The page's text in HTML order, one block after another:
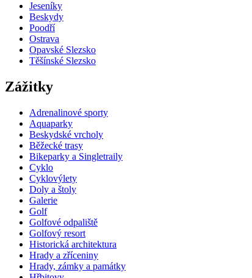
Jeseníky
Beskydy
Poodří
Ostrava
Opavské Slezsko
Těšínské Slezsko
Zážitky
Adrenalinové sporty
Aquaparky
Beskydské vrcholy
Běžecké trasy
Bikeparky a Singletraily
Cyklo
Cyklovýlety
Doly a štoly
Galerie
Golf
Golfové odpaliště
Golfový resort
Historická architektura
Hrady a zříceniny
Hrady, zámky a památky